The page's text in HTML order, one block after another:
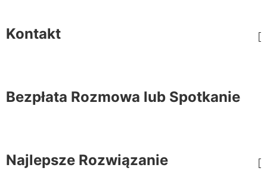
Kontakt
Bezpłata Rozmowa lub Spotkanie
Najlepsze Rozwiązanie